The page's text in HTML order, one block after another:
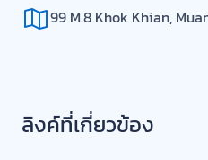
99 M.8 Khok Khian,
ลิงค์ที่เกี่ยวข้อง